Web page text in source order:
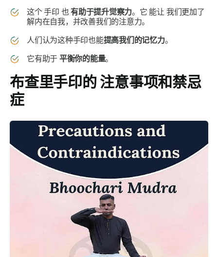
这个手印 也有助于提升觉察力。它 能让 我们更加了
解内在自我，并改善我们的注意力。
人们认为这种手印也能提高我们的记忆力。
它有助于 平衡你的能量。
布查里手印的注意事项和禁忌
症